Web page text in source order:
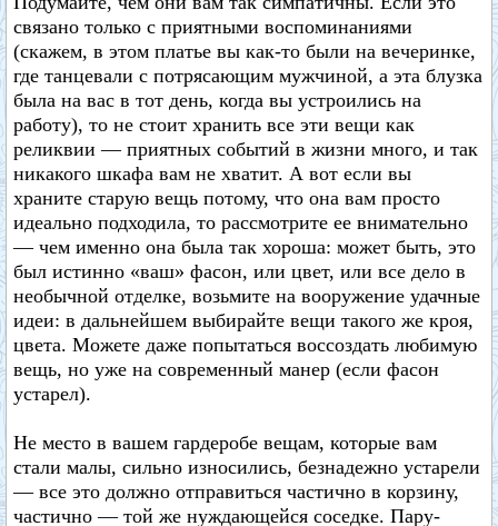
связано только с приятными воспоминаниями
(скажем, в этом платье вы как-то были на вечеринке,
где танцевали с потрясающим мужчиной, а эта блузка
была на вас в тот день, когда вы устроились на
работу), то не стоит хранить все эти вещи как
реликвии — приятных событий в жизни много, и так
никакого шкафа вам не хватит. А вот если вы
храните старую вещь потому, что она вам просто
идеально подходила, то рассмотрите ее внимательно
— чем именно она была так хороша: может быть, это
был истинно «ваш» фасон, или цвет, или все дело в
необычной отделке, возьмите на вооружение удачные
идеи: в дальнейшем выбирайте вещи такого же кроя,
цвета. Можете даже попытаться воссоздать любимую
вещь, но уже на современный манер (если фасон
устарел).
Не место в вашем гардеробе вещам, которые вам
стали малы, сильно износились, безнадежно устарели
— все это должно отправиться частично в корзину,
частично — той же нуждающейся соседке. Пару-